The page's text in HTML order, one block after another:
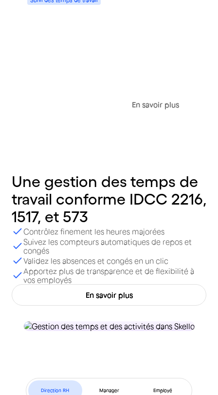
En savoir plus
Une gestion des temps de
travail conforme IDCC 2216,
1517, et 573
Contrôlez finement les heures majorées
Suivez les compteurs automatiques de repos et
congés
Validez les absences et congés en un clic
Apportez plus de transparence et de flexibilité à
vos employés
En savoir plus
Direction RH Manager Employé